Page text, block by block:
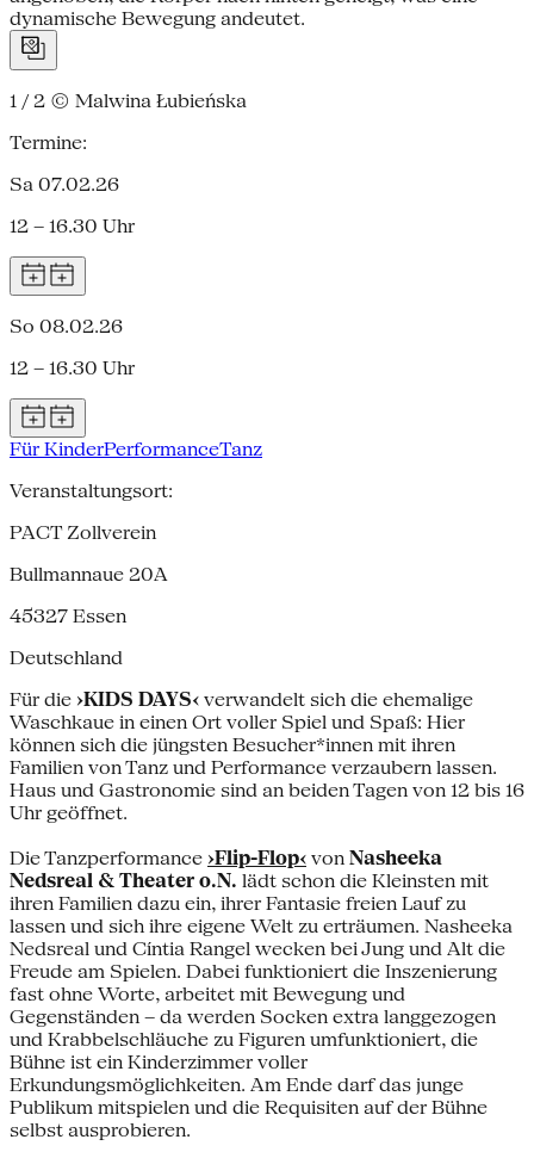
1 / 2 © Malwina Łubieńska
Termine:
Sa 07.02.26
12 – 16.30 Uhr
So 08.02.26
12 – 16.30 Uhr
Für KinderPerformanceTanz
Veranstaltungsort:
PACT Zollverein
Bullmannaue 20A
45327 Essen
Deutschland
Für die ›KIDS DAYS‹ verwandelt sich die ehemalige
Waschkaue in einen Ort voller Spiel und Spaß: Hier
können sich die jüngsten Besucher*innen mit ihren
Familien von Tanz und Performance verzaubern lassen.
Haus und Gastronomie sind an beiden Tagen von 12 bis 16
Uhr geöffnet.
Die Tanzperformance ›Flip-Flop‹ von Nasheeka
Nedsreal & Theater o.N. lädt schon die Kleinsten mit
ihren Familien dazu ein, ihrer Fantasie freien Lauf zu
lassen und sich ihre eigene Welt zu erträumen. Nasheeka
Nedsreal und Cíntia Rangel wecken bei Jung und Alt die
Freude am Spielen. Dabei funktioniert die Inszenierung
fast ohne Worte, arbeitet mit Bewegung und
Gegenständen – da werden Socken extra langgezogen
und Krabbelschläuche zu Figuren umfunktioniert, die
Bühne ist ein Kinderzimmer voller
Erkundungsmöglichkeiten. Am Ende darf das junge
Publikum mitspielen und die Requisiten auf der Bühne
selbst ausprobieren.